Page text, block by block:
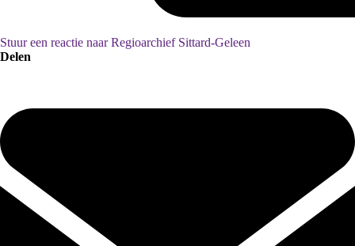
Stuur een reactie naar Regioarchief Sittard-Geleen
Delen